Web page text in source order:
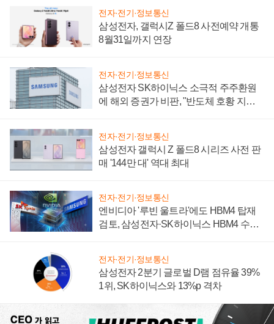
전자·전기·정보통신
삼성전자, 갤럭시Z 폴드8 사전예약 개통
8월31일까지 연장
전자·전기·정보통신
삼성전자 SK하이닉스 소극적 주주환원
에 해외 증권가 비판, "반도체 호황 지속
전자·전기·정보통신
삼성전자 갤럭시 Z 폴드8 시리즈 사전 판
매 '144만 대' 역대 최대
전자·전기·정보통신
엔비디아 '루빈 울트라'에도 HBM4 탑재
검토, 삼성전자·SK하이닉스 HBM4 수율
전자·전기·정보통신
삼성전자 2분기 글로벌 D램 점유율 39%
1위, SK하이닉스와 13%p 격차